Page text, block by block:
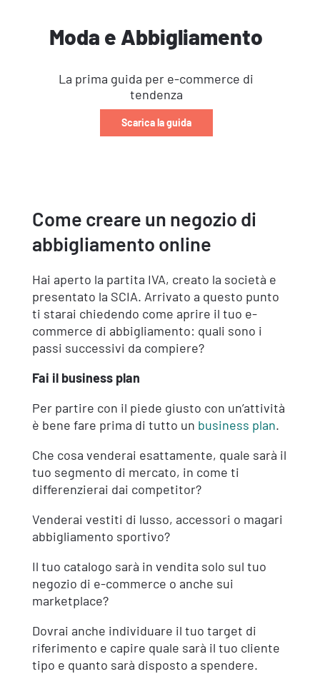
Moda e Abbigliamento
La prima guida per e-commerce di
tendenza
Scarica la guida
Come creare un negozio di
abbigliamento online
Hai aperto la partita IVA, creato la società e
presentato la SCIA. Arrivato a questo punto
ti starai chiedendo come aprire il tuo e-
commerce di abbigliamento: quali sono i
passi successivi da compiere?
Fai il business plan
Per partire con il piede giusto con un’attività
è bene fare prima di tutto un business plan.
Che cosa venderai esattamente, quale sarà il
tuo segmento di mercato, in come ti
differenzierai dai competitor?
Venderai vestiti di lusso, accessori o magari
abbigliamento sportivo?
Il tuo catalogo sarà in vendita solo sul tuo
negozio di e-commerce o anche sui
marketplace?
Dovrai anche individuare il tuo target di
riferimento e capire quale sarà il tuo cliente
tipo e quanto sarà disposto a spendere.